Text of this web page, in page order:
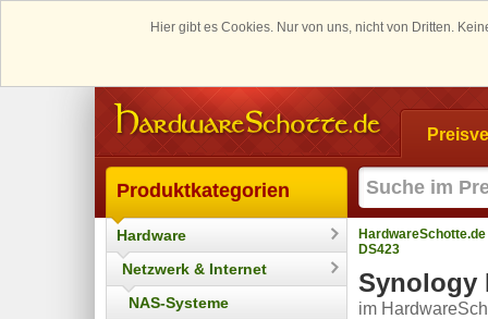
Hier gibt es Cookies. Nur von uns, nicht von Dritten.
Produktkategorien
Hardware
Netzwerk & Internet
NAS-Systeme
HardwareSchotte.de
DS423
Synology
im